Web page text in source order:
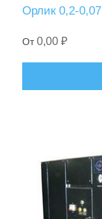
Орлик 0,2-0,07
От0,00 ₽